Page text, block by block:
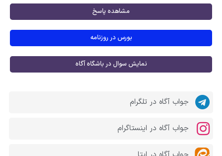
مشاهده پاسخ
بورس در روزنامه
نمایش سوال در باشگاه آگاه
جواب آگاه در تلگرام
جواب آگاه در اینستاگرام